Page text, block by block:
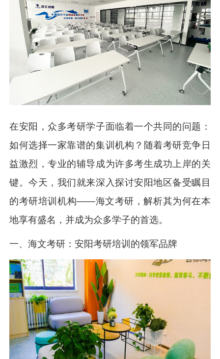
在安阳，众多考研学子面临着一个共同的问题：
如何选择一家靠谱的集训机构？随着考研竞争日
益激烈，专业的辅导成为许多考生成功上岸的关
键。今天，我们就来深入探讨安阳地区备受瞩目
的考研培训机构——海文考研，解析其为何在本
地享有盛名，并成为众多学子的首选。
一、海文考研：安阳考研培训的领军品牌